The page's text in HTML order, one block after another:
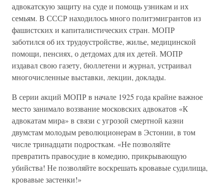
адвокатскую защиту на суде и помощь узникам и их
семьям. В СССР находилось много политэмигрантов из
фашистских и капиталистических стран. МОПР
заботился об их трудоустройстве, жилье, медицинской
помощи, пенсиях, о детдомах для их детей. МОПР
издавал свою газету, бюллетени и журнал, устраивал
многочисленные выставки, лекции, доклады.
В серии акций МОПР в начале 1925 года крайне важное
место занимало воззвание московских адвокатов «К
адвокатам мира» в связи с угрозой смертной казни
двумстам молодым революционерам в Эстонии, в том
числе тринадцати подросткам. «Не позволяйте
превратить правосудие в комедию, прикрывающую
убийства! Не позволяйте воскрешать кровавые судилища,
кровавые застенки!»